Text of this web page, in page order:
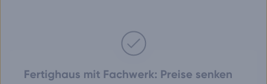
Fertighaus mit Fachwerk: Preise senken